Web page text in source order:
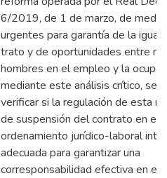
6/2019, de 1 de marzo, de
urgentes para garantía de la
trato y de oportunidades entre
hombres en el empleo y la
mediante este análisis crítico, se
verificar si la regulación de esta
de suspensión del contrato en el
ordenamiento jurídico-laboral
adecuada para garantizar una
corresponsabilidad efectiva en el